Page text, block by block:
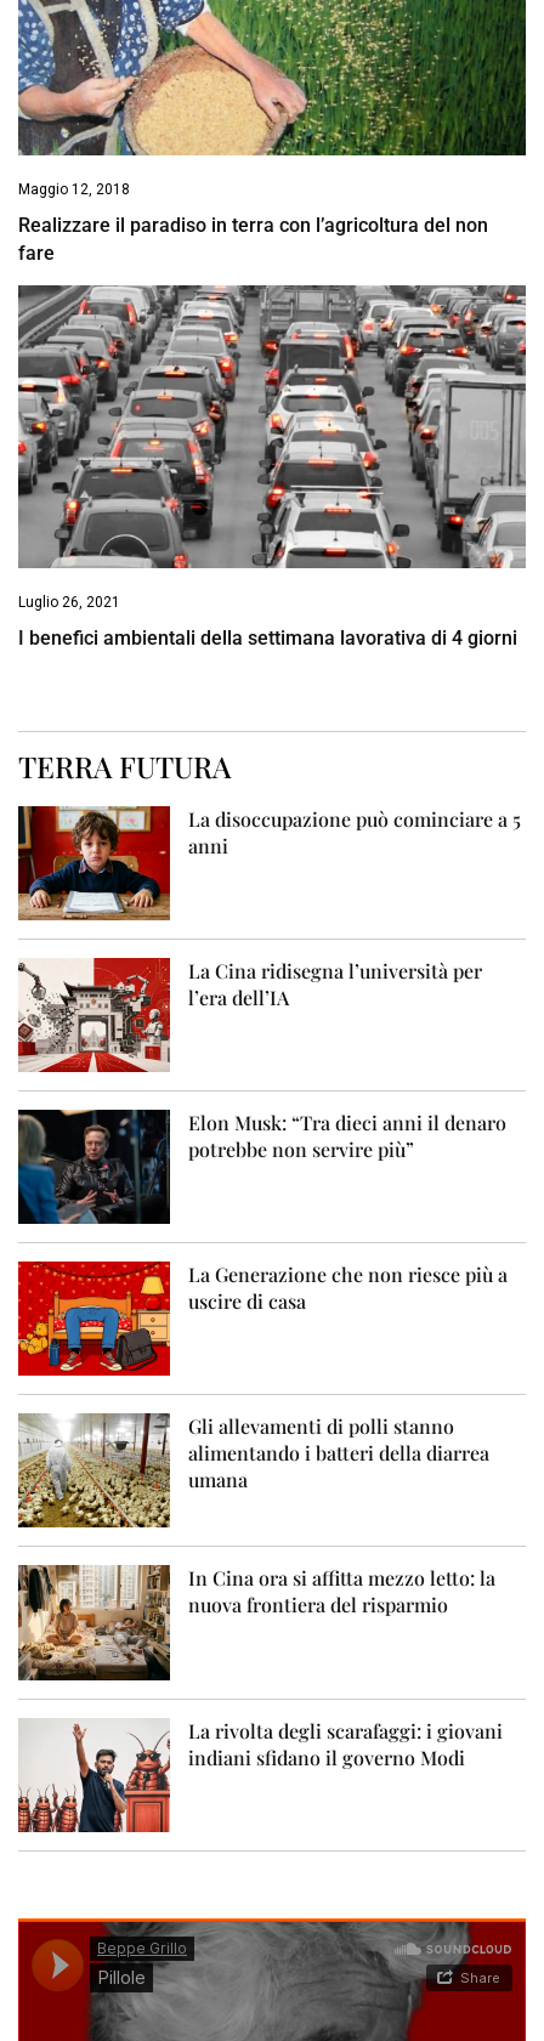
Maggio 12, 2018
Realizzare il paradiso in terra con l’agricoltura del non
fare
Luglio 26, 2021
I benefici ambientali della settimana lavorativa di 4 giorni
TERRA FUTURA
La disoccupazione può cominciare a 5
anni
La Cina ridisegna l’università per
l’era dell’IA
Elon Musk: “Tra dieci anni il denaro
potrebbe non servire più”
La Generazione che non riesce più a
uscire di casa
Gli allevamenti di polli stanno
alimentando i batteri della diarrea
umana
In Cina ora si affitta mezzo letto: la
nuova frontiera del risparmio
La rivolta degli scarafaggi: i giovani
indiani sfidano il governo Modi